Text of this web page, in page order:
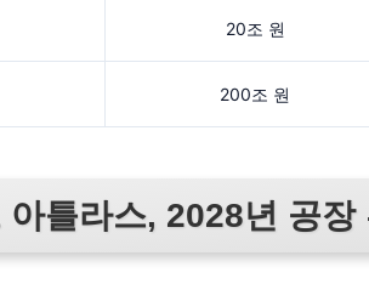
20조 원
200조 원
아틀라스, 2028년 공장